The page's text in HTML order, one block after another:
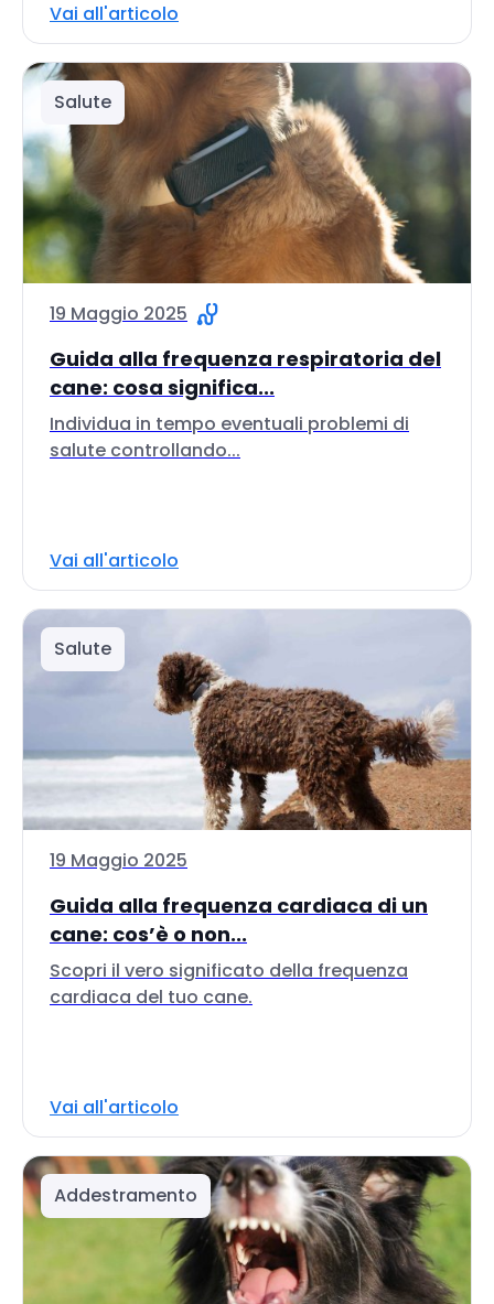
Vai all'articolo
Salute
19 Maggio 2025
Guida alla frequenza respiratoria del
cane: cosa significa...
Individua in tempo eventuali problemi di
salute controllando...
Vai all'articolo
Salute
19 Maggio 2025
Guida alla frequenza cardiaca di un
cane: cos’è o non...
Scopri il vero significato della frequenza
cardiaca del tuo cane.
Vai all'articolo
Addestramento